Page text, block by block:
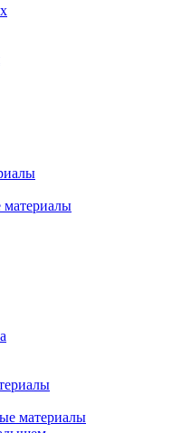
материалы
материалы